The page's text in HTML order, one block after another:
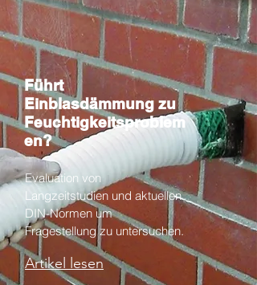
Führt
Einblasdämmung zu
Feuchtigkeitsproblem
en?
Evaluation von
Langzeitstudien und aktuellen
DIN-Normen um
Fragestellung zu untersuchen.
Artikel lesen